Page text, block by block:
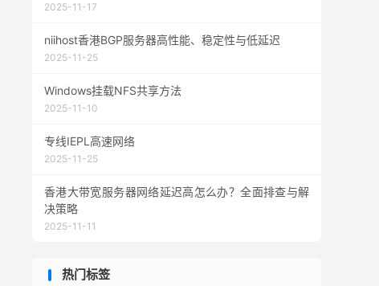
2025-11-17
niihost香港BGP服务器高性能、稳定性与低延迟
2025-11-25
Windows挂载NFS共享方法
2025-11-10
专线IEPL高速网络
2025-11-25
香港大带宽服务器网络延迟高怎么办？全面排查与解
决策略
2025-11-11
热门标签